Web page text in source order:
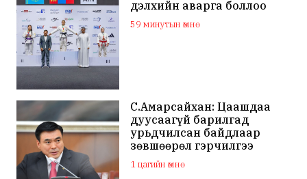
дэлхийн аварга боллоо
59 минутын өмнө
С.Амарсайхан: Цаашдаа
дуусаагүй барилгад
урьдчилсан байдлаар
зөвшөөрөл гэрчилгээ
олгохгүй байхаар зохион
байгуулалт хийж
1 цагийн өмнө